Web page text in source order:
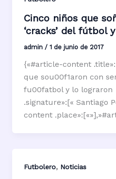
Cinco niños que
‘cracks’ del fútbol
admin / 1 de junio de 2017
{«#article-content
que sou00f1aron con
fu00fatbol y lo
.signature»:[« Santiago
content
Futbolero, Noticias